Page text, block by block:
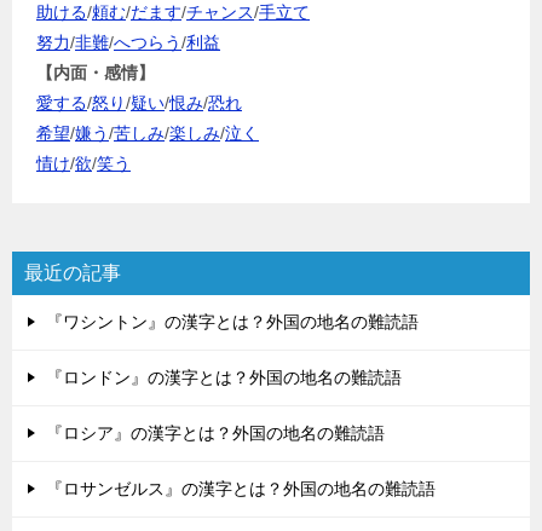
助ける/頼む/だます/チャンス/手立て
努力/非難/へつらう/利益
【内面・感情】
愛する/怒り/疑い/恨み/恐れ
希望/嫌う/苦しみ/楽しみ/泣く
情け/欲/笑う
最近の記事
『ワシントン』の漢字とは？外国の地名の難読語
『ロンドン』の漢字とは？外国の地名の難読語
『ロシア』の漢字とは？外国の地名の難読語
『ロサンゼルス』の漢字とは？外国の地名の難読語